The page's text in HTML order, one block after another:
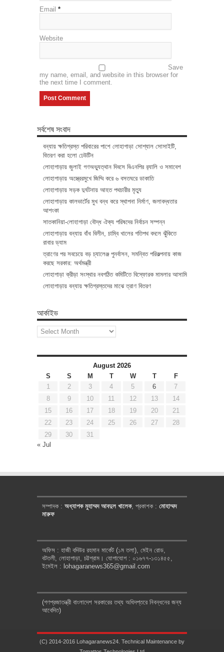
Email *
Website
Save
my name, email, and website in this browser for
the next time I comment.
সর্বশেষ সংবাদ
বন্যায় ক্ষতিগ্রস্ত পরিবারের পাশে লোহাগাড়া সোশ্যাল সোসাইটি,
বিতরণ করা হলো ঢেউটিন
লোহাগাড়ায় জুলাই গণঅভ্যুত্থান দিবসে বিএনপির র‌্যালি ও সমাবেশ
লোহাগাড়ায় অস্ত্রেরমুখে জিম্মি করে ৬ বসতঘরে ডাকাতি
লোহাগাড়ায় সড়ক দুর্ঘটনায় আহত পথচারীর মৃত্যু
লোহাগাড়ায় কালভার্টের মুখ বন্ধ করে স্থাপনা নির্মাণ, জলাবদ্ধতার
আশংকা
সাতকানিয়া-লোহাগাড়া বৌদ্ধ ঐক্য পরিষদের নির্বাচন সম্পন্ন
লোহাগাড়ায় বন্যায় বাঁধ বিলীন, চাম্বি খালের গতিপথ বদলে ঝুঁকিতে
রাবার ড্যাম
ত্রাণের পর সবচেয়ে বড় চ্যালেঞ্জ পুনর্বাসন, সমন্বিত পরিকল্পনায় কাজ
করছে সরকার: অর্থমন্ত্রী
লোহাগাড়া ক্রীড়া সংস্থার নবগঠিত কমিটিতে বিস্ফোরক মামলার আসামি
লোহাগাড়ায় বন্যায় ক্ষতিগ্রস্তদের মাঝে ত্রাণ বিতরণ
আর্কাইভ
আর্কাইভ
August 2026
S
S M T W T
F
1
2 3 4 5 6
7
8
9 10 11 12 13
14
15
16 17 18 19 20
21
22
23 24 25 26 27
28
29
30
31
« Jul
সম্পাদক : অধ্যাপক মুহাম্মদ আবদুল খালেক, প্রকাশক : মোহাম্মদ
মারুফ
অফিস : হাজী বদিউর রহমান মার্কেট (১ম তলা), মেইন রোড,
বটতলী, লোহাগাড়া, চট্টগ্রাম। যোগাযোগ : ০১৬৭৭-১৩১৪৫৫,
ইমেইল : lohagaranews365@gmail.com
(গণপ্রজাতন্ত্রী বাংলাদেশ সরকারের তথ্য অধিদপ্তরে নিবন্ধনের জন্য
আবেদিত)
(C) 2014-2016 Lohagaranews24. Technical Maintenance by